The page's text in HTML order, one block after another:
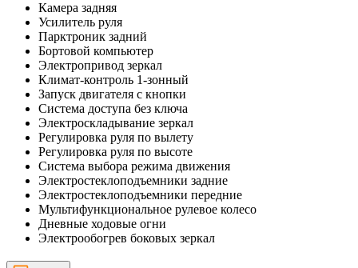
Камера задняя
Усилитель руля
Парктроник задний
Бортовой компьютер
Электропривод зеркал
Климат-контроль 1-зонный
Запуск двигателя с кнопки
Система доступа без ключа
Электроскладывание зеркал
Регулировка руля по вылету
Регулировка руля по высоте
Система выбора режима движения
Электростеклоподъемники задние
Электростеклоподъемники передние
Мультифункциональное рулевое колесо
Дневные ходовые огни
Электрообогрев боковых зеркал